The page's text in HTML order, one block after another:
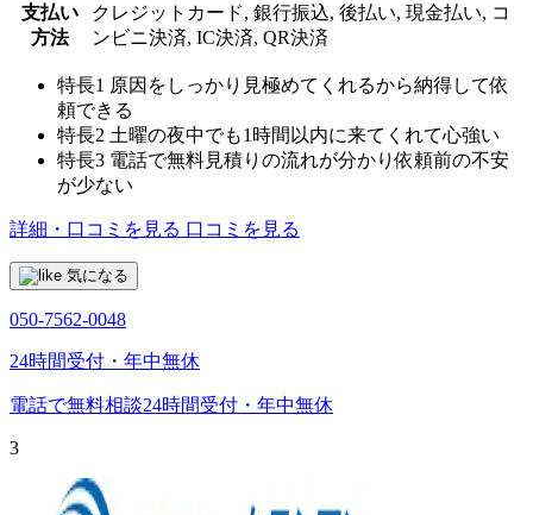
支払い
方法
クレジットカード, 銀行振込, 後払い, 現金払い, コ
ンビニ決済, IC決済, QR決済
特長1 原因をしっかり見極めてくれるから納得して依
頼できる
特長2 土曜の夜中でも1時間以内に来てくれて心強い
特長3 電話で無料見積りの流れが分かり依頼前の不安
が少ない
詳細・口コミを見る 口コミを見る
気になる
050-7562-0048
24時間受付・年中無休
電話で無料相談24時間受付・年中無休
3